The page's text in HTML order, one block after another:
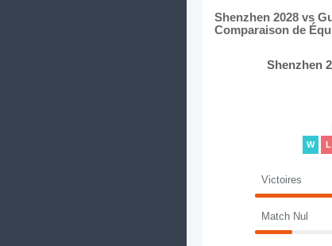
Shenzhen 2028 vs
Comparaison de
Shenzhen
W L
Victoires
Match Nul